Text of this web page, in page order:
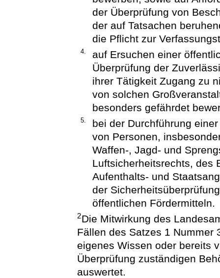
der Überprüfung von
der auf Tatsachen
die Pflicht zur
4.
auf Ersuchen einer
Überprüfung der
ihrer Tätigkeit Zugang zu
von solchen
besonders gefährdet
5.
bei der Durchführung
von Personen,
Waffen-, Jagd- und
Luftsicherheitsrechts, des
Aufenthalts- und
der
öffentlichen Fördermitteln.
2Die Mitwirkung des
Fällen des Satzes 1 Nummer
eigenes Wissen oder bereits
Überprüfung zuständigen
auswertet.